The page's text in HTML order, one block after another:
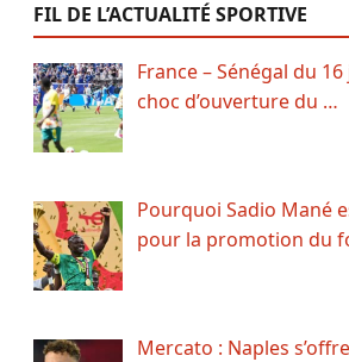
FIL DE L’ACTUALITÉ SPORTIVE
France – Sénégal du
choc d’ouverture du …
Pourquoi Sadio Mané
pour la promotion du
Mercato : Naples